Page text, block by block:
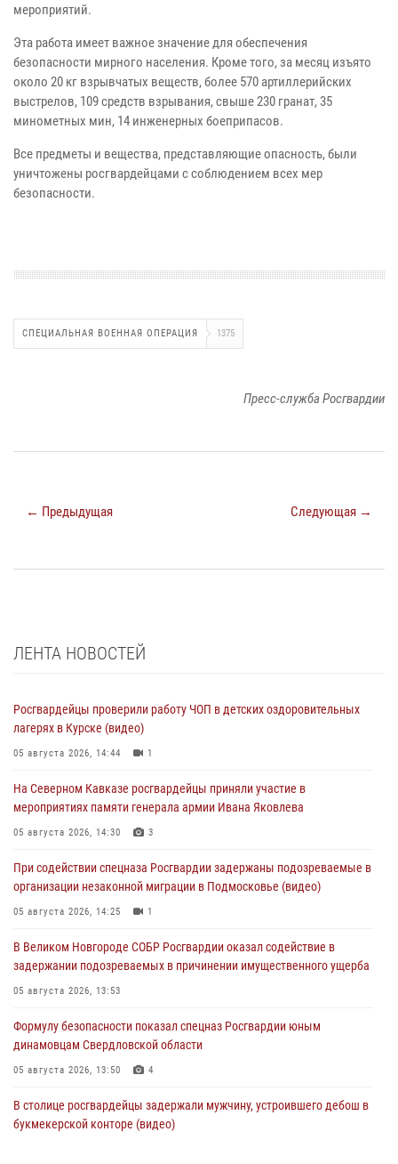
мероприятий.
Эта работа имеет важное значение для обеспечения
безопасности мирного населения. Кроме того, за месяц изъято
около 20 кг взрывчатых веществ, более 570 артиллерийских
выстрелов, 109 средств взрывания, свыше 230 гранат, 35
минометных мин, 14 инженерных боеприпасов.
Все предметы и вещества, представляющие опасность, были
уничтожены росгвардейцами с соблюдением всех мер
безопасности.
СПЕЦИАЛЬНАЯ ВОЕННАЯ ОПЕРАЦИЯ 1375
Пресс-служба Росгвардии
← Предыдущая Следующая →
ЛЕНТА НОВОСТЕЙ
Росгвардейцы проверили работу ЧОП в детских оздоровительных
лагерях в Курске (видео)
05 августа 2026, 14:44 1
На Северном Кавказе росгвардейцы приняли участие в
мероприятиях памяти генерала армии Ивана Яковлева
05 августа 2026, 14:30 3
При содействии спецназа Росгвардии задержаны подозреваемые в
организации незаконной миграции в Подмосковье (видео)
05 августа 2026, 14:25 1
В Великом Новгороде СОБР Росгвардии оказал содействие в
задержании подозреваемых в причинении имущественного ущерба
05 августа 2026, 13:53
Формулу безопасности показал спецназ Росгвардии юным
динамовцам Свердловской области
05 августа 2026, 13:50 4
В столице росгвардейцы задержали мужчину, устроившего дебош в
букмекерской конторе (видео)